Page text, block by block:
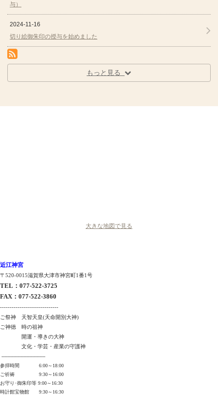
与）
2024-11-16
切り絵御朱印の授与を始めました
RSS(別ウィンドウで開きます)
もっと見る
大きな地図で見る
近江神宮
〒520-0015滋賀県大津市神宮町1番1号
TEL ： 077-522-3725
FAX ： 077-522-3860
------------------------------
ご祭神 天智天皇(天命開別大神)
ご神徳 時の祖神
開運・導きの大神
文化・学芸・産業の守護神
------------------------------
参拝時間 6:00～18:00
ご祈祷 9:30～16:00
お守り･御朱印等 9:00～16:30
時計館宝物館 9:30～16:30